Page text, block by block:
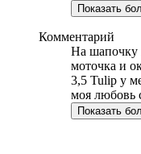
Показать
Комментарий
На шапочку
моточка и
3,5 Tulip у
моя любовь
Показать